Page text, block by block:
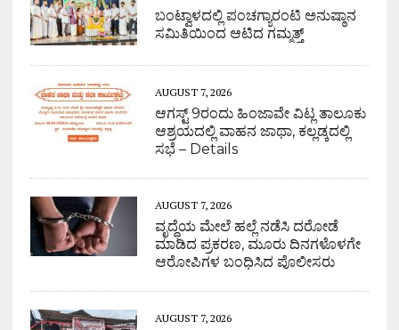
ಬಂಟ್ವಾಳದಲ್ಲಿ ಪಂಚಗ್ಯಾರಂಟಿ ಅನುಷ್ಠಾನ
ಸಮಿತಿಯಿಂದ ಆಟಿದ ಗಮ್ಮತ್ತ್
AUGUST 7, 2026
ಆಗಸ್ಟ್ 9ರಂದು ಹಿಂಜಾವೇ ವಿಟ್ಲ ತಾಲೂಕು
ಆಶ್ರಯದಲ್ಲಿ ವಾಹನ ಜಾಥಾ, ಕಲ್ಲಡ್ಕದಲ್ಲಿ
ಸಭೆ – Details
AUGUST 7, 2026
ವೃದ್ಧೆಯ ಮೇಲೆ ಹಲ್ಲೆ ನಡೆಸಿ ದರೋಡೆ
ಮಾಡಿದ ಪ್ರಕರಣ, ಮೂರು ದಿನಗಳೊಳಗೇ
ಆರೋಪಿಗಳ ಬಂಧಿಸಿದ ಪೊಲೀಸರು
AUGUST 7, 2026